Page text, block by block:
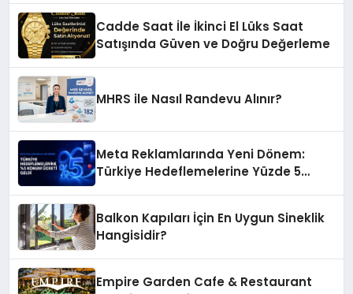
Cadde Saat İle İkinci El Lüks Saat
Satışında Güven ve Doğru Değerleme
MHRS ile Nasıl Randevu Alınır?
Meta Reklamlarında Yeni Dönem:
Türkiye Hedeflemelerine Yüzde 5
Balkon Kapıları İçin En Uygun Sineklik
Hangisidir?
Empire Garden Cafe & Restaurant